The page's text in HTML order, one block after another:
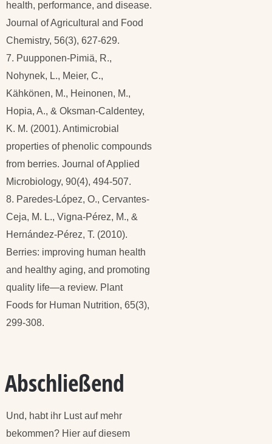
health, performance, and disease.
Journal of Agricultural and Food
Chemistry, 56(3), 627-629.
7. Puupponen-Pimiä, R.,
Nohynek, L., Meier, C.,
Kähkönen, M., Heinonen, M.,
Hopia, A., & Oksman-Caldentey,
K. M. (2001). Antimicrobial
properties of phenolic compounds
from berries. Journal of Applied
Microbiology, 90(4), 494-507.
8. Paredes-López, O., Cervantes-
Ceja, M. L., Vigna-Pérez, M., &
Hernández-Pérez, T. (2010).
Berries: improving human health
and healthy aging, and promoting
quality life—a review. Plant
Foods for Human Nutrition, 65(3),
299-308.
Abschließend
Und, habt ihr Lust auf mehr
bekommen? Hier auf diesem